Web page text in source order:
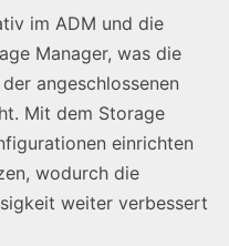
im ADM und die
Manager, was die
angeschlossenen
Mit dem Storage
einrichten
wodurch die
weiter verbessert